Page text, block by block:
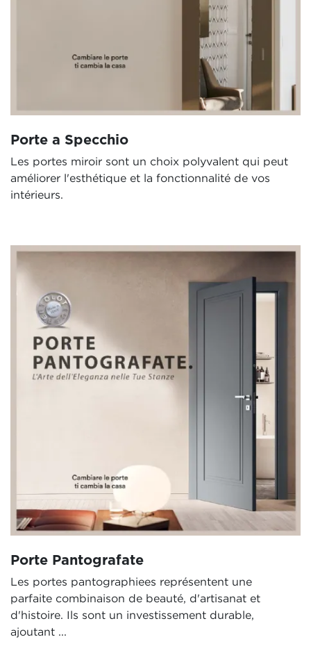
Porte a Specchio
Les portes miroir sont un choix polyvalent qui peut
améliorer l'esthétique et la fonctionnalité de vos
intérieurs.
Porte Pantografate
Les portes pantographiees représentent une
parfaite combinaison de beauté, d'artisanat et
d'histoire. Ils sont un investissement durable,
ajoutant ...